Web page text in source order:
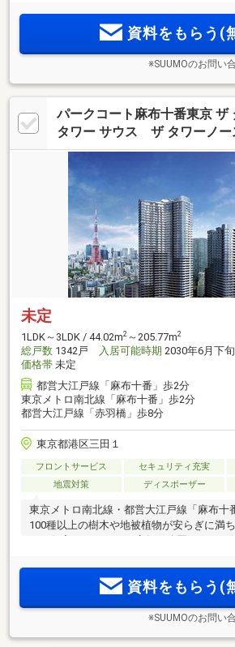
ンジをはじめ、人生の豊かさを広げる30も
資料をもらう(
※SUUMOのお問い
パークコート麻布十番東京 ザ
タワー サウス ザ タワーノ
未定
1LDK～3LDK / 44.02m2 ～205.77m2
総戸数 1342戸 入居可能時期 2030年6月下
価格帯 未定
都営大江戸線「麻布十番」歩2分
東京メトロ南北線「麻布十番」歩2分
都営大江戸線「赤羽橋」歩8分
東京都港区三田１
フロントサービス セキュリティ充実
地震対策
ディスポーザー
東京メトロ南北線・都営大江戸線「麻布十
100種以上の樹木や地被植物が安らぎに満
ンジをはじめ、人生の豊かさを広げる30も
資料をもらう(
※SUUMOのお問い